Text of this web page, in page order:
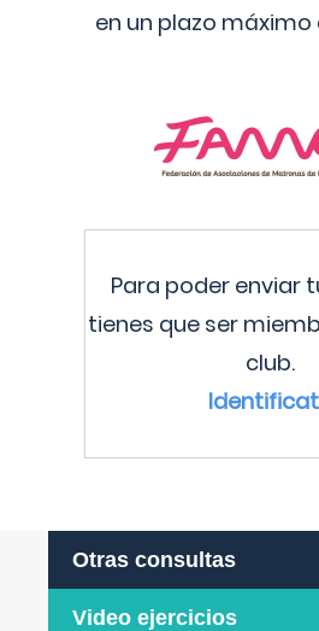
en un plazo máximo
Para poder enviar
tienes que ser
club.
Otras consultas
Video ejercicios